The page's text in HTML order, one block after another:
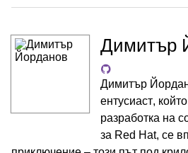
Димитър
Димитър
ентусиаст,
разработка на
за Red Hat, се